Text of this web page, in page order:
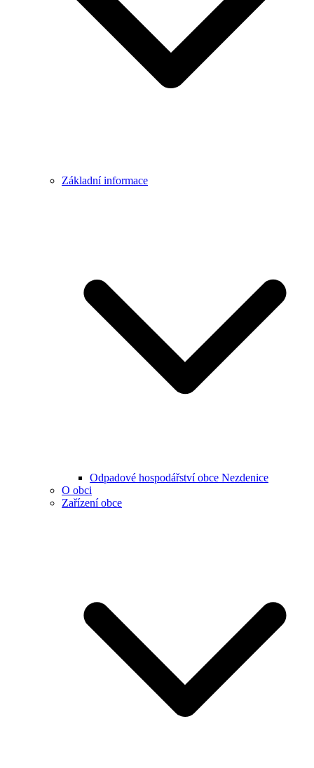
Základní informace
Odpadové hospodářství obce Nezdenice
O obci
Zařízení obce